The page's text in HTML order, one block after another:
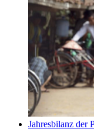
Jahresbilanz der